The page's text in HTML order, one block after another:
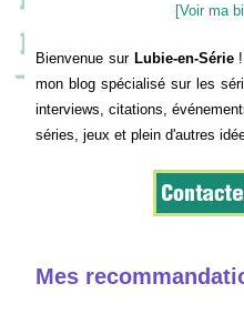
[Voir ma
Bienvenue sur Lubie-en-Série!
mon blog spécialisé sur les
interviews, citations,
séries, jeux et plein d'autres
Mes